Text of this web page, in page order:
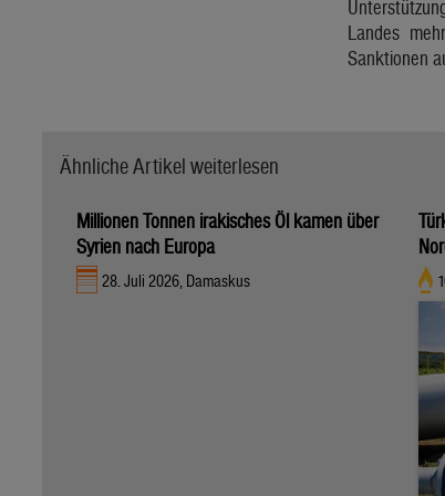
Landes
Sanktionen
Ähnliche Artikel weiterlesen
Millionen Tonnen irakisches Öl kamen über
Syrien nach Europa
28. Juli 2026, Damaskus